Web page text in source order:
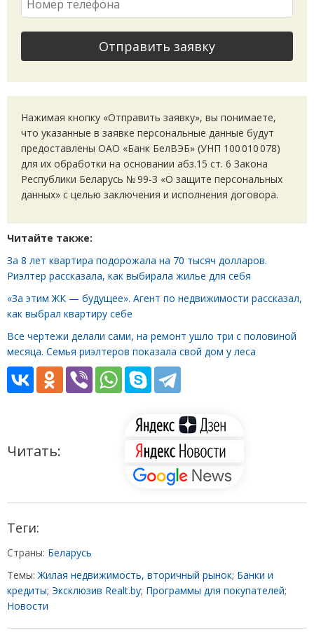
Отправить заявку
Нажимая кнопку «Отправить заявку», вы понимаете,
что указанные в заявке персональные данные будут
предоставлены ОАО «Банк БелВЭБ» (УНП 100 010 078)
для их обработки на основании абз.15 ст. 6 Закона
Республики Беларусь № 99-З «О защите персональных
данных» с целью заключения и исполнения договора.
Читайте также:
За 8 лет квартира подорожала на 70 тысяч долларов.
Риэлтер рассказала, как выбирала жилье для себя
«За этим ЖК — будущее». Агент по недвижимости рассказал,
как выбрал квартиру себе
Все чертежи делали сами, на ремонт ушло три с половиной
месяца. Семья риэлтеров показала свой дом у леса
Читать:
Теги:
Страны: Беларусь
Темы:Жилая недвижимость, вторичный рынок; Банки и
кредиты; Эксклюзив Realt.by; Программы для покупателей;
Новости